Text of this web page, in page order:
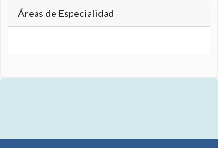
Áreas de Especialidad